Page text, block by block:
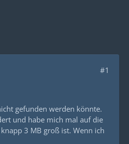
#1
gefunden werden könnte.
und habe mich mal auf die
3 MB groß ist. Wenn ich